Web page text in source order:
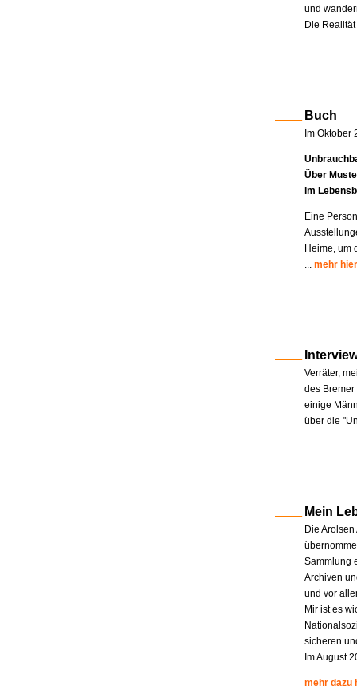
und
Die
Buch
Im Oktober
Über
im
Eine
Heime, um
... mehr hier
Verräter,
des
einige
über die
Mein
Die
Sammlung
Archiven
und vor
Mir ist es
sicheren
Im August
mehr dazu